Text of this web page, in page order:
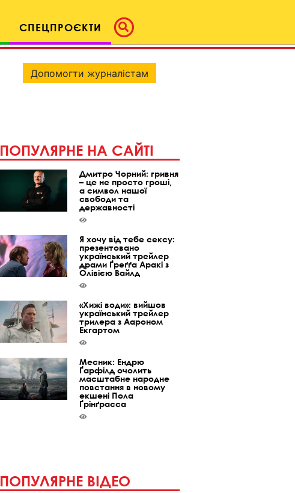
СПЕЦПРОЄКТИ
Допомогти журналістам
ПОПУЛЯРНЕ НА САЙТІ
Дмитро Чорний: гривня
– це не просто гроші,
а символ нашої
свободи та
державності
Я хочу від тебе сексу:
презентовано
український трейлер
драми Ґреґґа Аракі з
Олівією Вайлд
«Хижі води»: вийшов
український трейлер
трилера з Аароном
Екгартом
Месник: Ендрю
Ґарфілд очолить
масштабне народне
повстання в новому
екшені Пола
Ґрінґрасса
ПОПУЛЯРНЕ ВІДЕО